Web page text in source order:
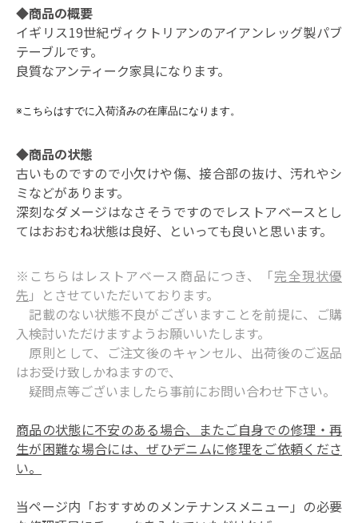
◆商品の概要
イギリス19世紀ヴィクトリアンのアイアンレッグ製パブ
テーブルです。
良質なアンティーク家具になります。
※こちらはすでに入荷済みの在庫品になります。
◆商品の状態
古いものですので小欠けや傷、接合部の抜け、汚れやシ
ミなどがあります。
深刻なダメージはなさそうですのでレストアベースとし
てはおおむね状態は良好、といっても良いと思います。
※こちらはレストアベース商品につき、「完全現状優
先 」とさせていただいております。
記載のない状態不良がございますことを前提に、ご購
入検討いただけますようお願いいたします。
原則として、ご注文後のキャンセル、出荷後のご返品
はお受け致しかねますので、
疑問点等ございましたら事前にお問い合わせ下さい。
商品の状態に不安のある場合、またご自身での修理・再
生が困難な場合には、ぜひデニムに修理をご依頼くださ
い。
当ページ内「おすすめのメンテナンスメニュー」の必要